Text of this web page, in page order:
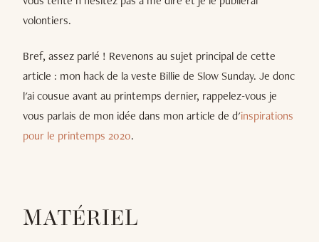
volontiers.
Bref, assez parlé ! Revenons au sujet principal de cette
article : mon hack de la veste Billie de Slow Sunday. Je donc
l'ai cousue avant au printemps dernier, rappelez-vous je
vous parlais de mon idée dans mon article de d'inspirations
pour le printemps 2020.
MATÉRIEL